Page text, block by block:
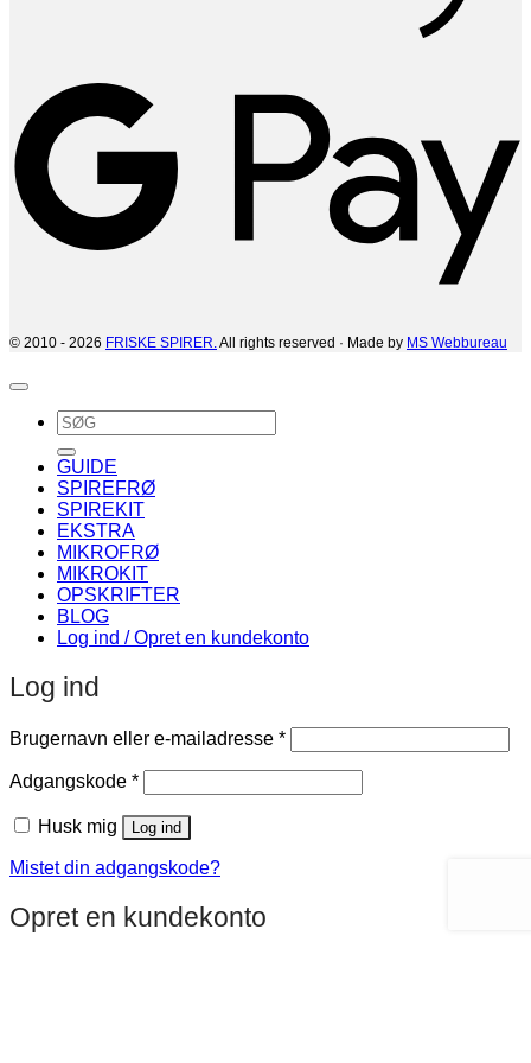
© 2010 - 2026 FRISKE SPIRER.All rights reserved · Made by MS Webbureau
Søg
efter:
GUIDE
SPIREFRØ
SPIREKIT
EKSTRA
MIKROFRØ
MIKROKIT
OPSKRIFTER
BLOG
Log ind / Opret en kundekonto
Log ind
Brugernavn eller e-mailadresse *Påkrævet
Adgangskode *Påkrævet
Husk mig Log ind
Mistet din adgangskode?
Opret en kundekonto